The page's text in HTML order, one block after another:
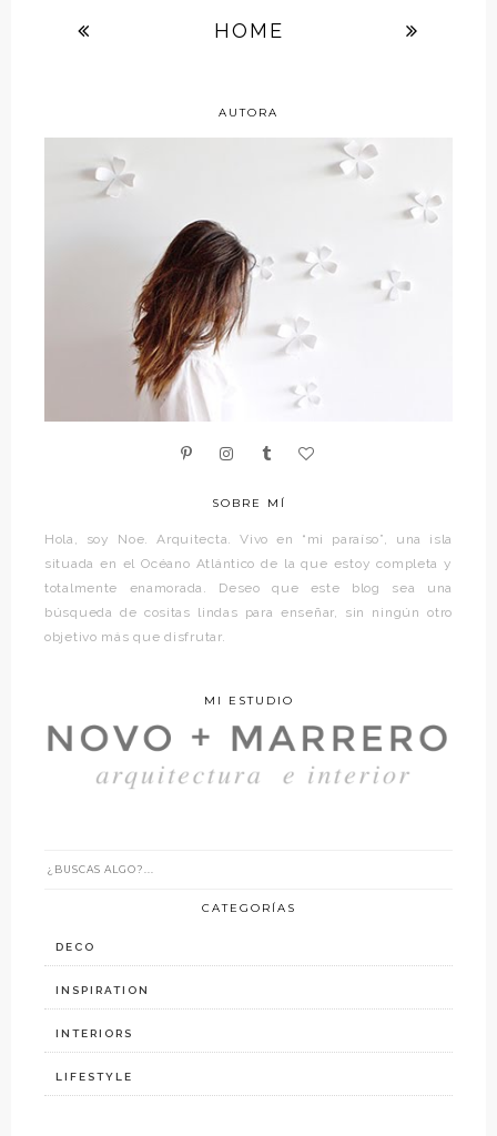
HOME
AUTORA
SOBRE MÍ
Hola, soy Noe. Arquitecta. Vivo en “mi paraíso”, una isla
situada en el Océano Atlántico de la que estoy completa y
totalmente enamorada. Deseo que este blog sea una
búsqueda de cositas lindas para enseñar, sin ningún otro
objetivo más que disfrutar.
MI ESTUDIO
CATEGORÍAS
DECO
INSPIRATION
INTERIORS
LIFESTYLE